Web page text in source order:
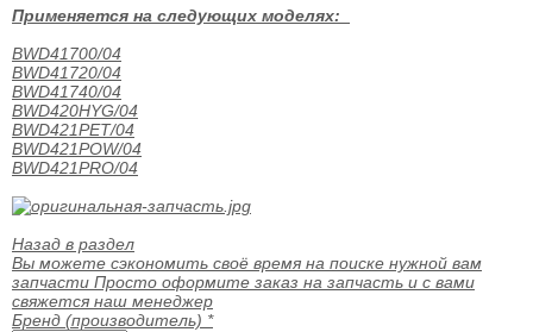
Применяется на следующих моделях:
BWD41700/04
BWD41720/04
BWD41740/04
BWD420HYG/04
BWD421PET/04
BWD421POW/04
BWD421PRO/04
Назад в раздел
Вы можете сэкономить своё время на поиске нужной вам
запчасти Просто оформите заказ на запчасть и с вами
свяжется наш менеджер
Бренд (производитель) *